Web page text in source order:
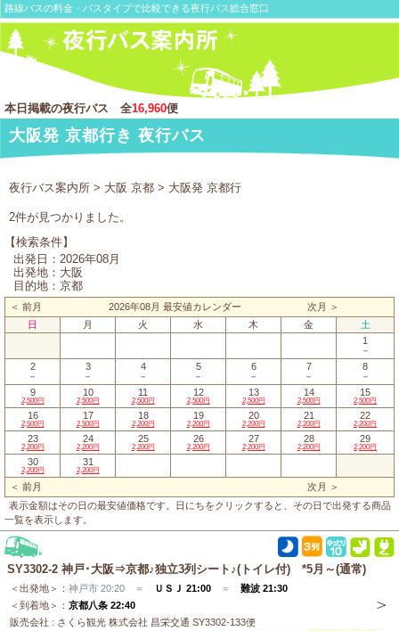
路線バスの料金・バスタイプで比較できる夜行バス総合窓口
本日掲載の夜行バス 全16,960便
大阪発 京都行き 夜行バス
夜行バス案内所 > 大阪 京都 > 大阪発 京都行
2件が見つかりました。
【検索条件】
出発日：2026年08月
出発地：大阪
目的地：京都
＜ 前月 2026年08月 最安値カレンダー
次月 ＞
日
月 火 水 木 金
土
1
－
2
－
3
－
4
－
5
－
6
－
7
－
8
－
9
2,500円
10
2,500円
11
2,500円
12
2,500円
13
2,500円
14
2,500円
15
2,500円
16
2,500円
17
2,500円
18
2,200円
19
2,200円
20
2,200円
21
2,200円
22
2,200円
23
2,200円
24
2,200円
25
2,200円
26
2,200円
27
2,200円
28
2,200円
29
2,200円
30
2,200円
31
2,200円
＜ 前月
次月 ＞
表示金額はその日の最安値価格です。日にちをクリックすると、その日で出発する商品
一覧を表示します。
SY3302-2 神戸･大阪⇒京都♪独立3列シート♪(トイレ付) *5月～(通常)
＜出発地＞： 神戸市 20:20 ＝ ＵＳＪ 21:00 ＝ 難波 21:30
＜到着地＞： 京都八条 22:40
販売会社 : さくら観光 株式会社 昌栄交通 SY3302-133便